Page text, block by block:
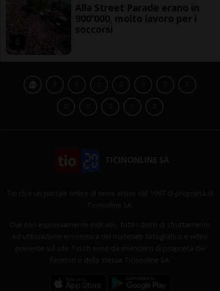
Alla Street Parade erano in
900'000, molto lavoro per i
soccorsi